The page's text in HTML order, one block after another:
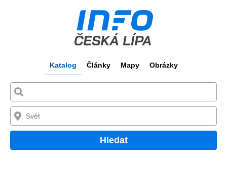
Katalog Články Mapy Obrázky
Hledat